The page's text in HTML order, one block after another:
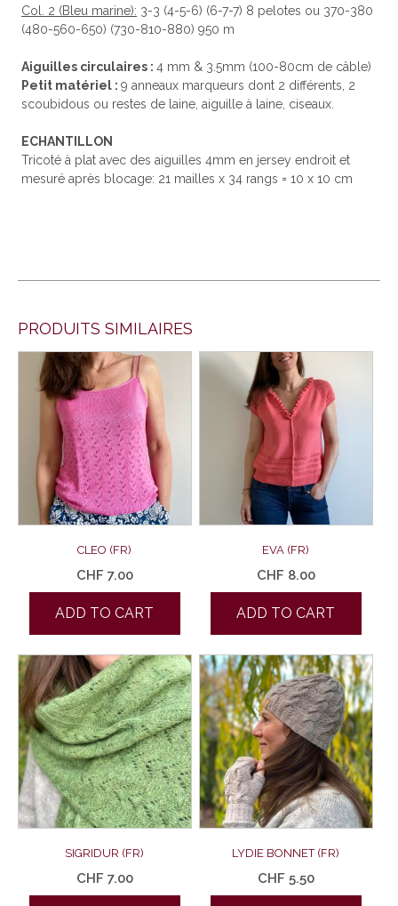
Col. 2 (Bleu marine): 3-3 (4-5-6) (6-7-7) 8 pelotes ou 370-380
(480-560-650) (730-810-880) 950 m
Aiguilles circulaires :4 mm & 3.5mm (100-80cm de câble)
Petit matériel :9 anneaux marqueurs dont 2 différents, 2
scoubidous ou restes de laine, aiguille à laine, ciseaux.
ECHANTILLON
Tricoté à plat avec des aiguilles 4mm en jersey endroit et
mesuré après blocage: 21 mailles x 34 rangs = 10 x 10 cm
PRODUITS SIMILAIRES
CLEO (FR)
CHF 7.00
ADD TO CART
EVA (FR)
CHF 8.00
ADD TO CART
SIGRIDUR (FR)
CHF 7.00
LYDIE BONNET (FR)
CHF 5.50